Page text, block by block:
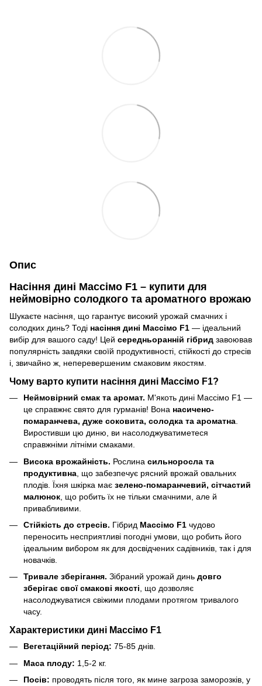
Опис
Насіння дині Массімо F1 – купити для
неймовірно солодкого та ароматного врожаю
Шукаєте насіння, що гарантує високий урожай смачних і
солодких динь? Тоді насіння дині Массімо F1 — ідеальний
вибір для вашого саду! Цей середньоранній гібрид завоював
популярність завдяки своїй продуктивності, стійкості до стресів
і, звичайно ж, неперевершеним смаковим якостям.
Чому варто купити насіння дині Массімо F1?
Неймовірний смак та аромат. М'якоть дині Массімо F1 —
це справжнє свято для гурманів! Вона насичено-
помаранчева, дуже соковита, солодка та ароматна
Виростивши цю диню, ви насолоджуватиметеся
справжніми літніми смаками.
Висока врожайність. Рослина сильноросла та
продуктивна , що забезпечує рясний врожай овальних
плодів. Їхня шкірка має зелено-помаранчевий, сітчастий
малюнок , що робить їх не тільки смачними, але й
привабливими.
Стійкість до стресів. Гібрид Массімо F1 чудово
переносить несприятливі погодні умови, що робить його
ідеальним вибором як для досвідчених садівників, так і для
новачків.
Тривале зберігання. Зібраний урожай динь довго
зберігає свої смакові якості, що дозволяє
насолоджуватися свіжими плодами протягом тривалого
часу.
Характеристики дині Массімо F1
Вегетаційний період: 75-85 днів.
Маса плоду: 1,5-2 кг.
Посів: проводять після того, як мине загроза заморозків, у